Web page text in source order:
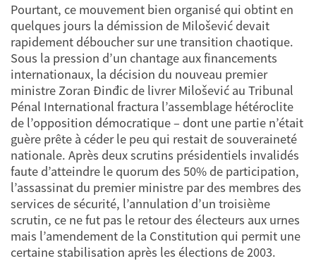
Pourtant, ce mouvement bien organisé qui obtint en
quelques jours la démission de Milošević devait
rapidement déboucher sur une transition chaotique.
Sous la pression d’un chantage aux financements
internationaux, la décision du nouveau premier
ministre Zoran Ðinđic de livrer Milošević au Tribunal
Pénal International fractura l’assemblage hétéroclite
de l’opposition démocratique – dont une partie n’était
guère prête à céder le peu qui restait de souveraineté
nationale. Après deux scrutins présidentiels invalidés
faute d’atteindre le quorum des 50% de participation,
l’assassinat du premier ministre par des membres des
services de sécurité, l’annulation d’un troisième
scrutin, ce ne fut pas le retour des électeurs aux urnes
mais l’amendement de la Constitution qui permit une
certaine stabilisation après les élections de 2003.